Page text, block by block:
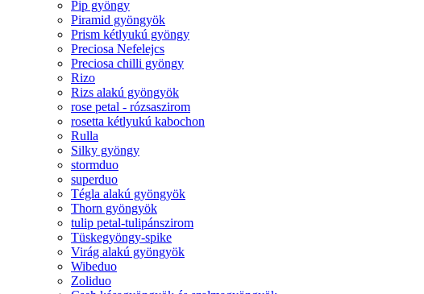
Pip gyöngy
Piramid gyöngyök
Prism kétlyukú gyöngy
Preciosa Nefelejcs
Preciosa chilli gyöngy
Rizo
Rizs alakú gyöngyök
rose petal - rózsaszirom
rosetta kétlyukú kabochon
Rulla
Silky gyöngy
stormduo
superduo
Tégla alakú gyöngyök
Thorn gyöngyök
tulip petal-tulipánszirom
Tüskegyöngy-spike
Virág alakú gyöngyök
Wibeduo
Zoliduo